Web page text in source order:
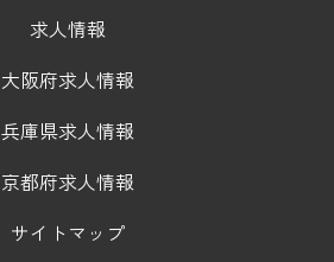
求人情報
大阪府求人情報
兵庫県求人情報
京都府求人情報
サイトマップ